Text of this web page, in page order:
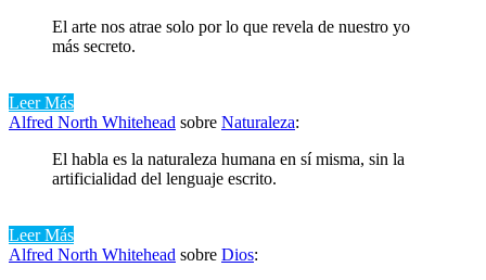
El arte nos atrae solo por lo que revela de nuestro yo
más secreto.
Leer Más
Alfred North Whitehead sobre Naturaleza:
El habla es la naturaleza humana en sí misma, sin la
artificialidad del lenguaje escrito.
Leer Más
Alfred North Whitehead sobre Dios: